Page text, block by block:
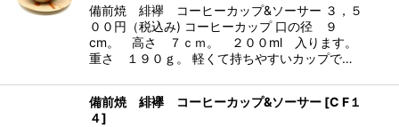
備前焼 緋襷 コーヒーカップ&ソーサー ３，５
００円（税込み) コーヒーカップ 口の径 ９
cm。 高さ ７ｃｍ。 ２００ml 入ります。
重さ １９０ｇ。 軽くて持ちやすいカップで…
備前焼 緋襷 コーヒーカップ&ソーサー [C F１
４]